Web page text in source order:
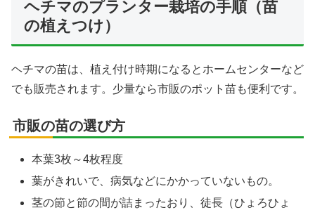
ヘチマのプランター栽培の手順（苗
の植えつけ）
ヘチマの苗は、植え付け時期になるとホームセンターなど
でも販売されます。少量なら市販のポット苗も便利です。
市販の苗の選び方
本葉3枚～4枚程度
葉がきれいで、病気などにかかっていないもの。
茎の節と節の間が詰まったおり、徒長（ひょろひょ